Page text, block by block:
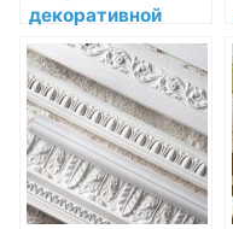
декоративной
лепнины:
Орнаменты
лепнины в
интерьере